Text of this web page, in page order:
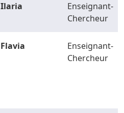
Ilaria
Enseignant-
Chercheur
Flavia
Enseignant-
Chercheur